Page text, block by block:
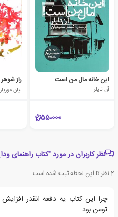
این خانه مال من است
آن تایلر
55،000
راز شوهر
لیان
نظر کاربران در مورد "کتاب راهنمای
2نظر تا این لحظه ثبت شده است
تومن بود